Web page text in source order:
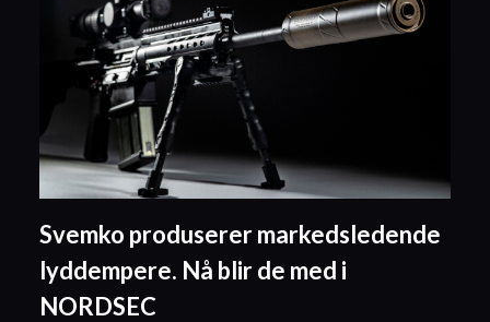
Svemko produserer markedsledende
lyddempere. Nå blir de med i
NORDSEC